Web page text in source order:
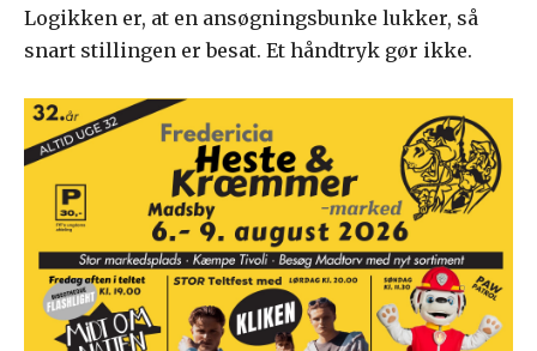
Logikken er, at en ansøgningsbunke lukker, så
snart stillingen er besat. Et håndtryk gør ikke.